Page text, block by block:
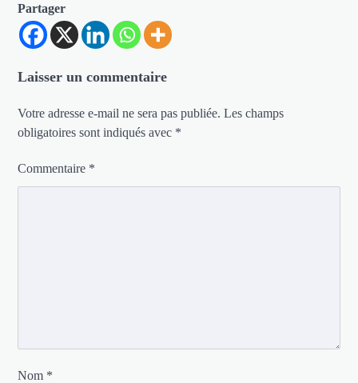
Partager
Laisser un commentaire
Votre adresse e-mail ne sera pas publiée. Les champs
obligatoires sont indiqués avec *
Commentaire *
Nom *